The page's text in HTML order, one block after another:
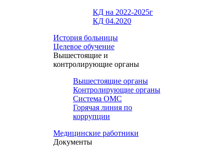
КД на 2022-2025г
КД 04.2020
История больницы
Целевое обучение
Вышестоящие и
контролирующие органы
Вышестоящие органы
Контролирующие органы
Система ОМС
Горячая линия по
коррупции
Медицинские работники
Документы